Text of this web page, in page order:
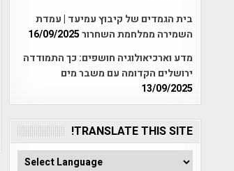
בית הגמדים של קיבוץ עמיעד | עמדת
השמירה ממלחמת השחרור16/09/2025
מדע וארכיאולוגיה חושפים: כך התמודדה
ירושלים הקדומה עם משבר מים
13/09/2025
TRANSLATE THIS SITE!